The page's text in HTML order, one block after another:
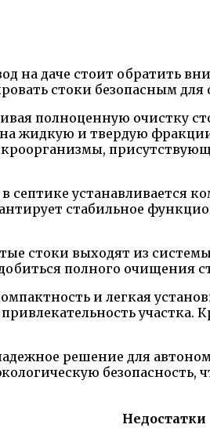
на даче стоит обратить
стоки безопасным
полноценную очистку
на жидкую и твердую
устанавливается
стабильное
стоки выходят из
полного
и легкая
решение для
безопасность,
Недостатки